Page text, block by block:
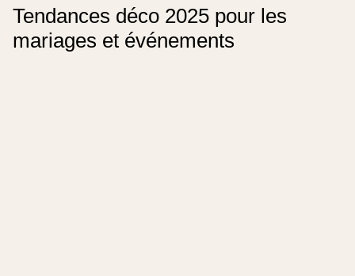
Tendances déco 2025 pour les
mariages et événements